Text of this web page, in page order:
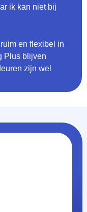
ik kan niet bij
en flexibel in
Plus blijven
zijn wel